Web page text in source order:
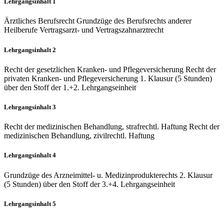
Ärztliches Berufsrecht Grundzüge des Berufsrechts anderer
Heilberufe Vertragsarzt- und Vertragszahnarztrecht
Lehrgangsinhalt 2
Recht der gesetzlichen Kranken- und Pflegeversicherung Recht der
privaten Kranken- und Pflegeversicherung 1. Klausur (5 Stunden)
über den Stoff der 1.+2. Lehrgangseinheit
Lehrgangsinhalt 3
Recht der medizinischen Behandlung, strafrechtl. Haftung Recht der
medizinischen Behandlung, zivilrechtl. Haftung
Lehrgangsinhalt 4
Grundzüge des Arzneimittel- u. Medizinprodukterechts 2. Klausur
(5 Stunden) über den Stoff der 3.+4. Lehrgangseinheit
Lehrgangsinhalt 5